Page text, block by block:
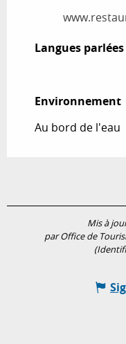
Langues parlées
Langues parlées
Environnement
Environnement
Au bord de l'eau
Mis à
par Office de